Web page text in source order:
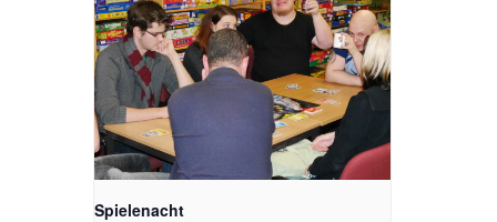
Spielenacht